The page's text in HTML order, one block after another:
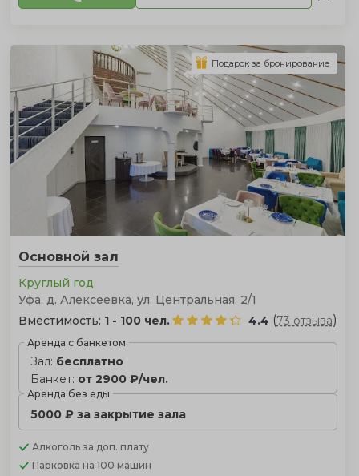
Основной зал
Круглый год
Уфа, д. Алексеевка, ул. Центральная, 2/1
Вместимость: 1 - 100 чел. 4.4 (73 отзыва)
Аренда с банкетом
Зал: бесплатно
Банкет: от 2900 ₽/чел.
Аренда без еды
5000 ₽ за закрытие зала
Алкоголь за доп. плату
Парковка на 100 машин
Подарок за бронирование